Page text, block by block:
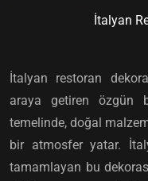
İtalyan
İtalyan restoran
araya getiren özgün
temelinde, doğal
bir atmosfer yatar.
tamamlayan bu